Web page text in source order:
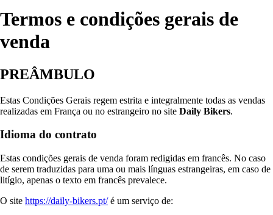
Termos e condições gerais de
venda
PREÂMBULO
Estas Condições Gerais regem estrita e integralmente todas as vendas
realizadas em França ou no estrangeiro no site Daily Bikers.
Idioma do contrato
Estas condições gerais de venda foram redigidas em francês. No caso
de serem traduzidas para uma ou mais línguas estrangeiras, em caso de
litígio, apenas o texto em francês prevalece.
O site https://daily-bikers.pt/é um serviço de: